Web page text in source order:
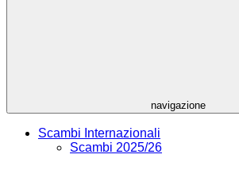
navigazione
Scambi Internazionali
Scambi 2025/26